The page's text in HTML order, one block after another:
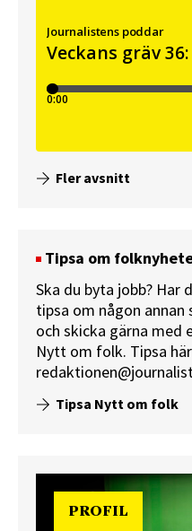
Fler avsnitt
Tipsa om
Ska du byta jobb? Har
tipsa om någon annan
och skicka gärna med
Nytt om folk. Tipsa här
Tipsa Nytt om folk
PROFIL